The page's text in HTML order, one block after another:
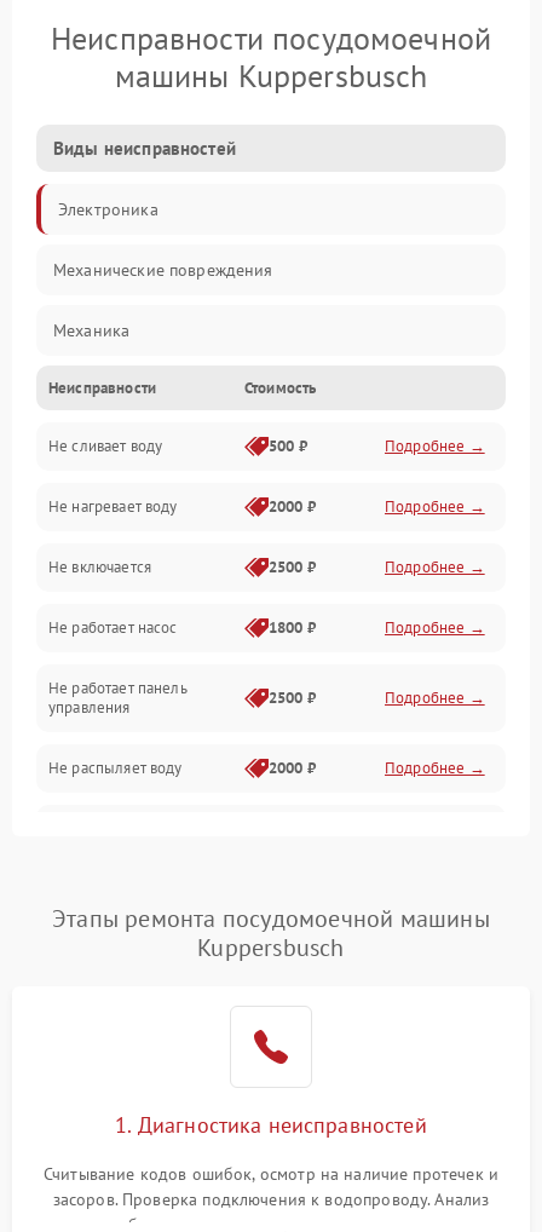
Неисправности посудомоечной
машины Kuppersbusch
Виды неисправностей
Электроника
Механические повреждения
Механика
Управление
Электропитание
Датчики
Нагрев
Вода
Гигиена
Программное обеспечение
Неисправности Стоимость
Не сливает воду 500 ₽ Подробнее →
Не нагревает воду 2000 ₽ Подробнее →
Не включается 2500 ₽ Подробнее →
Не работает насос 1800 ₽ Подробнее →
Не работает панель
управления
2500 ₽ Подробнее →
Не распыляет воду 2000 ₽ Подробнее →
Проблемы с набором
воды
1800 ₽ Подробнее →
1700 ₽
циркуляционным насосом
2100 ₽ Подробнее →
Этапы ремонта посудомоечной машины
Kuppersbusch
1. Диагностика неисправностей
Считывание кодов ошибок, осмотр на наличие протечек и
засоров. Проверка подключения к водопроводу. Анализ
жалоб на отсутствие слива, нагрева, вращения